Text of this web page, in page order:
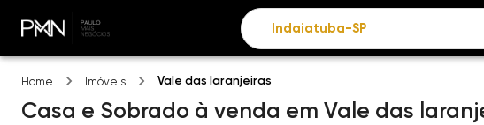
Home Imóveis Vale das laranjeiras
Casa e Sobrado à venda em Vale das